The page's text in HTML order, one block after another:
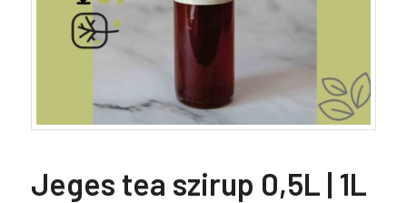
Jeges tea szirup 0,5L | 1L